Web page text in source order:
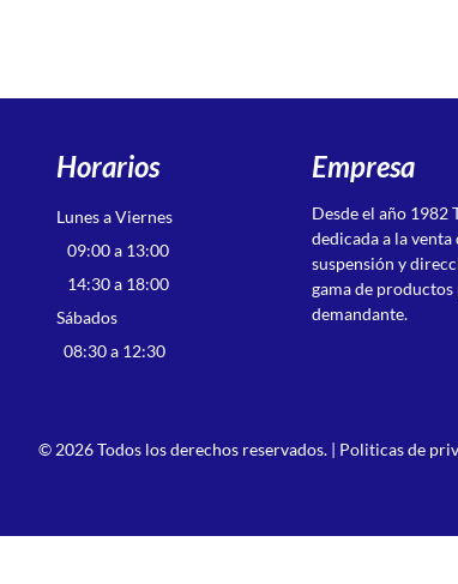
Horarios
Lunes a Viernes
09:00 a 13:00
14:30 a 18:00
Sábados
08:30 a 12:30
Empresa
Desde el año 1982
dedicada a la
suspensión y
gama de productos
demandante.
© 2026 Todos los derechos reservados. | Politicas de